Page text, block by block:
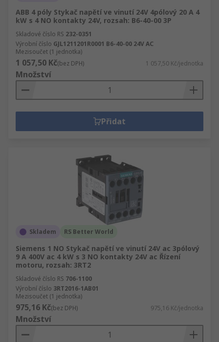
ABB 4 póly Stykač napětí ve vinutí 24V 4pólový 20 A 4
kW s 4 NO kontakty 24V, rozsah: B6-40-00 3P
Skladové číslo RS 232-0351
Výrobní číslo GJL1211201R0001 B6-40-00 24V AC
Mezisoučet (1 jednotka)
1 057,50 Kč(bez DPH) 1 057,50 Kč/jednotka
Množství
Přidat
Skladem RS Better World
Siemens 1 NO Stykač napětí ve vinutí 24V ac 3pólový
9 A 400V ac 4 kW s 3 NO kontakty 24V ac Řízení
motoru, rozsah: 3RT2
Skladové číslo RS 706-1100
Výrobní číslo 3RT2016-1AB01
Mezisoučet (1 jednotka)
975,16 Kč(bez DPH) 975,16 Kč/jednotka
Množství